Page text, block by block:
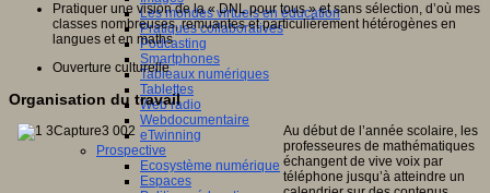
Les mondes virtuels en éducation
Pratiques collaboratives
Podcasting
Smartphones
Tableaux numériques
Tablettes
Web radio
Webdocumentaire
eTwinning
Prospective
Ecosystème numérique
Espaces
Pratiquer une vision de la « DNL pour tous » et sans sélection, d’où mes
classes nombreuses, remuantes et particulièrement hétérogènes en
langues et en maths
Ouverture culturelle
Organisation du travail
Au début de l’année scolaire, les
professeures de mathématiques
échangent de vive voix par
téléphone jusqu’à atteindre un